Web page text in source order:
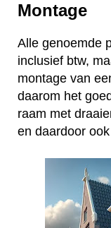
Montage
Alle genoemde
inclusief btw,
montage van
daarom het
raam met
en daardoor